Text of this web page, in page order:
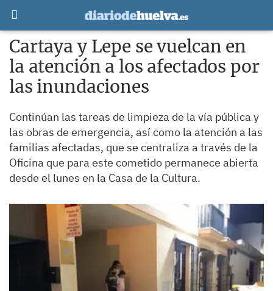
Cartaya y Lepe se vuelcan en
la atención a los afectados por
las inundaciones
Continúan las tareas de limpieza de la vía pública y
las obras de emergencia, así como la atención a las
familias afectadas, que se centraliza a través de la
Oficina que para este cometido permanece abierta
desde el lunes en la Casa de la Cultura.